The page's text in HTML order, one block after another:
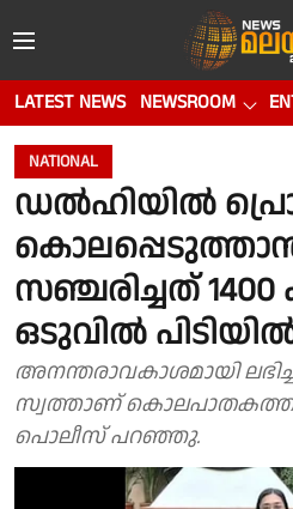
LATEST NEWS NEWSROOM
NATIONAL
ഡൽഹിയിൽ
സഞ്ചരിച്ചത് 1400
ഒടുവിൽ
അനന്തരാവകാശമായി
സ്വത്താണ്
പൊലീസ് പറഞ്ഞു.